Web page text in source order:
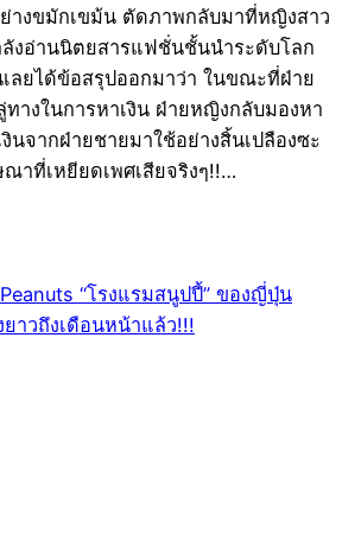
างขมักเขม้น ตัดภาพกลับมาที่หญิงสาว
งอ่านนิตยสารแฟชั่นชั้นนำระดับโลก
ลยได้ข้อสรุปออกมาว่า ในขณะที่ฝ่าย
ทางในการหาเงิน ฝ่ายหญิงกลับมองหา
งินจากฝ่ายชายมาใช้อย่างสิ้นเปลืองซะ
าที่เหยียดเพศเสียจริงๆ!!…